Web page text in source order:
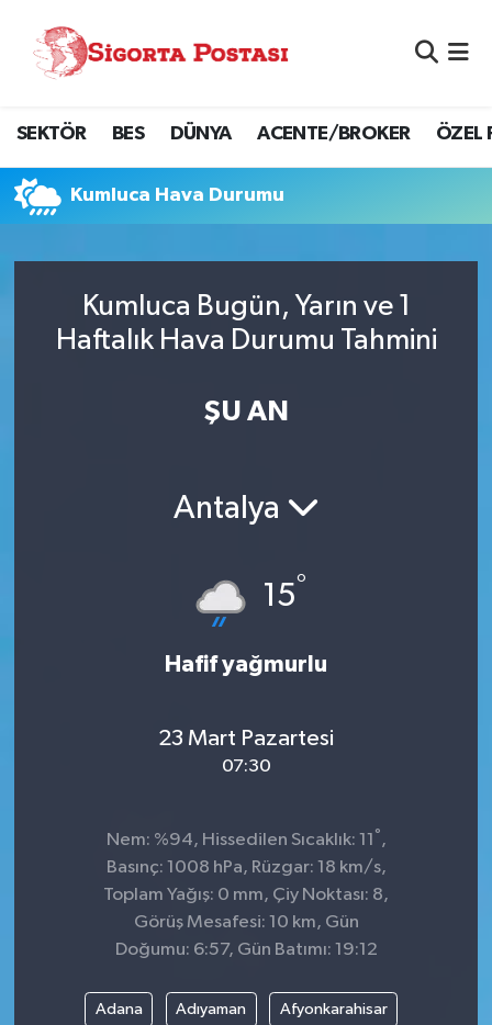
SEKTÖR BES DÜNYA ACENTE/BROKER ÖZEL
Kumluca Hava Durumu
Kumluca Bugün, Yarın ve 1
Haftalık Hava Durumu Tahmini
ŞU AN
Antalya
15°
Hafif yağmurlu
23 Mart Pazartesi
07:30
Nem: %94, Hissedilen Sıcaklık: 11 ° ,
Basınç: 1008 hPa, Rüzgar: 18 km/s,
Toplam Yağış: 0 mm, Çiy Noktası: 8,
Görüş Mesafesi: 10 km, Gün
Doğumu: 6:57, Gün Batımı: 19:12
Adana Adıyaman Afyonkarahisar
Nöbetçi Eczaneler
Hava Durumu
Namaz Vakitleri
Süper Lig Puan Durumu ve Fikstür
Son Dakika Haberleri